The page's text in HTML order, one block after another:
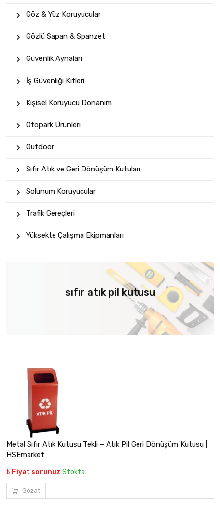
Göz & Yüz Koruyucular
Gözlü Sapan & Spanzet
Güvenlik Aynaları
İş Güvenliği Kitleri
Kişisel Koruyucu Donanım
Otopark Ürünleri
Outdoor
Sıfır Atık ve Geri Dönüşüm Kutuları
Solunum Koruyucular
Trafik Gereçleri
Yüksekte Çalışma Ekipmanları
sıfır atık pil kutusu
Metal Sıfır Atık Kutusu Tekli – Atık Pil Geri Dönüşüm Kutusu |
HSEmarket
₺ Fiyat sorunuz Stokta
Gözat